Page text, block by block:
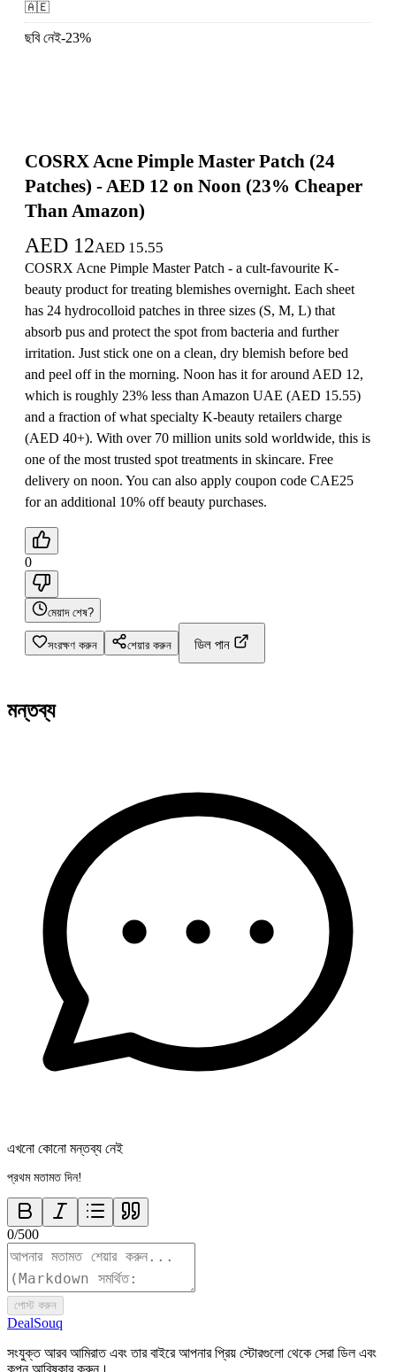
🇦🇪
ছবি নেই-23%
COSRX Acne Pimple Master Patch (24
Patches) - AED 12 on Noon (23% Cheaper
Than Amazon)
AED 12AED 15.55
COSRX Acne Pimple Master Patch - a cult-favourite K-
beauty product for treating blemishes overnight. Each sheet
has 24 hydrocolloid patches in three sizes (S, M, L) that
absorb pus and protect the spot from bacteria and further
irritation. Just stick one on a clean, dry blemish before bed
and peel off in the morning. Noon has it for around AED 12,
which is roughly 23% less than Amazon UAE (AED 15.55)
and a fraction of what specialty K-beauty retailers charge
(AED 40+). With over 70 million units sold worldwide, this is
one of the most trusted spot treatments in skincare. Free
delivery on noon. You can also apply coupon code CAE25
for an additional 10% off beauty purchases.
0
মেয়াদ শেষ?
সংরক্ষণ করুন শেয়ার করুন ডিল পান
মন্তব্য
এখনো কোনো মন্তব্য নেই
প্রথম মতামত দিন!
0/500
পোস্ট করুন
DealSouq
সংযুক্ত আরব আমিরাত এবং তার বাইরে আপনার প্রিয় স্টোরগুলো থেকে সেরা ডিল এবং
কুপন আবিষ্কার করুন।